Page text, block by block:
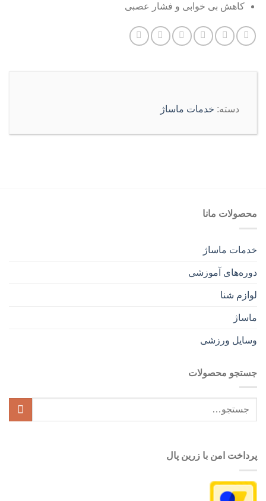
کاهش بی خوابی و فشار عصبی
دسته: خدمات ماساژ
محصولات مانا
خدمات ماساژ
دوره‌های آموزشی
لوازم شنا
ماساژ
وسایل ورزشی
جستجو محصولات
پرداخت امن با زرین پال